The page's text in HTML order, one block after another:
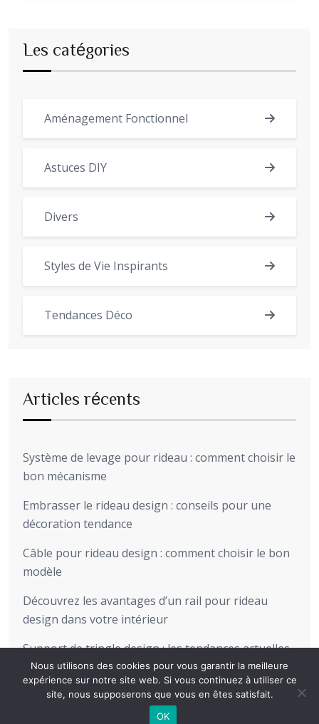
Les catégories
Aménagement Fonctionnel
Astuces DIY
Divers
Styles de Vie Inspirants
Tendances Déco
Articles récents
Système de levage pour rideau : comment choisir le
bon mécanisme
Embrasser le rideau design : conseils pour une
décoration tendance
Câble pour rideau design : comment choisir le bon
modèle
Découvrez les avantages d’un rail pour rideau
design dans votre intérieur
Support de tringle design : les tendances actuelles
pour sublimer votre intérieur
Nous utilisons des cookies pour vous garantir la meilleure
expérience sur notre site web. Si vous continuez à utiliser ce
site, nous supposerons que vous en êtes satisfait.
OK